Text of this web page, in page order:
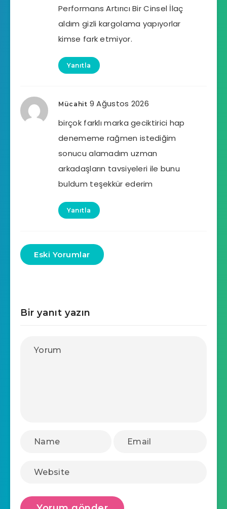
Performans Artırıcı Bir Cinsel İlaç
aldım gizli kargolama yapıyorlar
kimse fark etmiyor.
Yanıtla
Mücahit 9 Ağustos 2026
birçok farklı marka geciktirici hap
denememe rağmen istediğim
sonucu alamadım uzman
arkadaşların tavsiyeleri ile bunu
buldum teşekkür ederim
Yanıtla
Eski Yorumlar
Bir yanıt yazın